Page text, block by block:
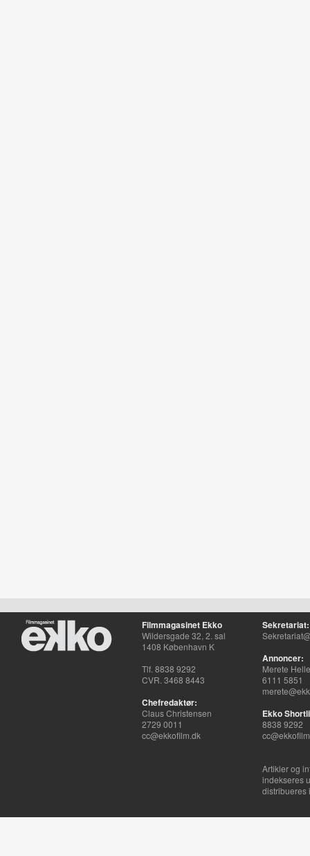
Filmmagasinet Ekko
Wildersgade 32, 2. sal
1408 København K
Tlf. 8838 9292
CVR. 3468 8443
Chefredaktør:
Claus Christensen
2729 0011
cc@ekkofilm.dk
Sekretariat:
Annoncer:
Merete
6111 5851
Ekko
8838 9292
Artikler og
indekseres
distribueres